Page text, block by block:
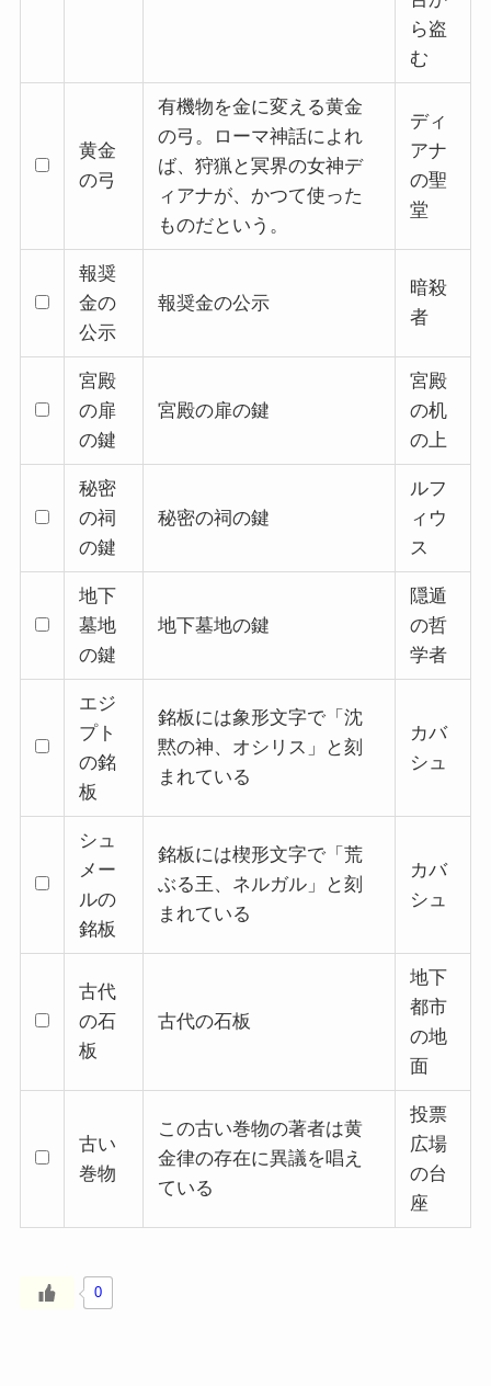
ら盗
む
黄金
の弓
有機物を金に変える黄金
の弓。ローマ神話によれ
ば、狩猟と冥界の女神デ
ィアナが、かつて使った
ものだという。
ディ
アナ
の聖
堂
報奨
金の
公示
報奨金の公示
暗殺
者
宮殿
の扉
の鍵
宮殿の扉の鍵
宮殿
の机
の上
秘密
の祠
の鍵
秘密の祠の鍵
ルフ
ィウ
ス
地下
墓地
の鍵
地下墓地の鍵
隠遁
の哲
学者
エジ
プト
の銘
板
銘板には象形文字で「沈
黙の神、オシリス」と刻
まれている
カバ
シュ
シュ
メー
ルの
銘板
銘板には楔形文字で「荒
ぶる王、ネルガル」と刻
まれている
カバ
シュ
古代
の石
板
古代の石板
地下
都市
の地
面
古い
巻物
この古い巻物の著者は黄
金律の存在に異議を唱え
ている
投票
広場
の台
座
0